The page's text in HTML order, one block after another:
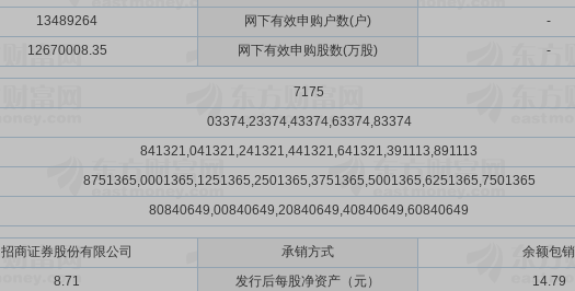
13489264 网下有效申购户数(户)
-
12670008.35 网下有效申购股数(万股) -
7175
03374,23374,43374,63374,83374
841321,041321,241321,441321,641321,391113,891113
8751365,0001365,1251365,2501365,3751365,5001365,6251365,7501365
80840649,00840649,20840649,40840649,60840649
招商证券股份有限公司 承销方式
余额包销
8.71 发行后每股净资产（元）
14.79